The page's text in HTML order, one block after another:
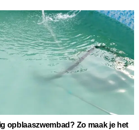
opblaaszwembad? Zo maak je het